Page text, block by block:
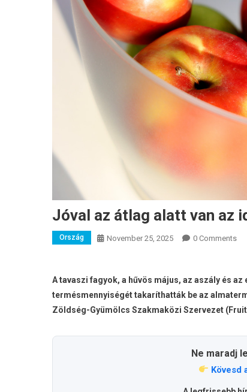
Jóval az átlag alatt van az
Ország November 25, 2025 0 Comments
A tavaszi fagyok, a hűvös május, az aszály és
termésmennyiségét takaríthatták be az
Zöldség-Gyümölcs Szakmaközi Szervezet
Ne maradj
Kövesd